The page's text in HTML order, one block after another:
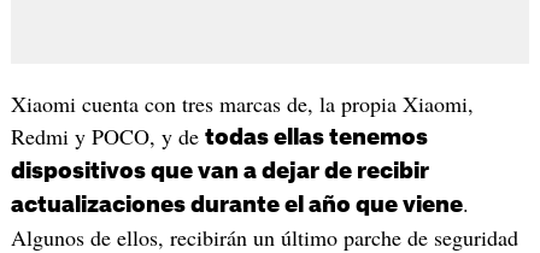
Xiaomi cuenta con tres marcas de, la propia Xiaomi,
Redmi y POCO, y de todas ellas tenemos
dispositivos que van a dejar de recibir
actualizaciones durante el año que viene.
Algunos de ellos, recibirán un último parche de seguridad